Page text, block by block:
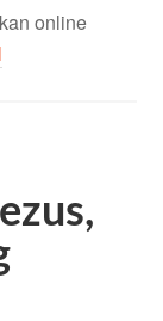
online